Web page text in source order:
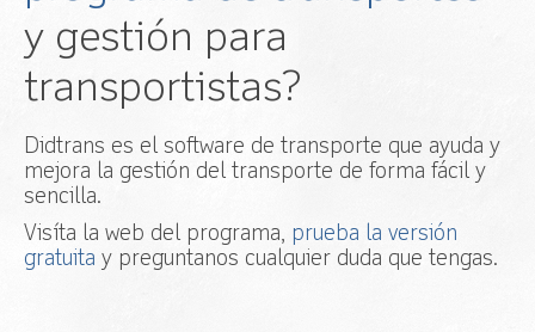
Blog
Contactar
Acceso
y gestión para
transportistas?
Didtrans es el software de transporte que ayuda y
mejora la gestión del transporte de forma fácil y
sencilla.
Visíta la web del programa, prueba la versión
gratuita y preguntanos cualquier duda que tengas.